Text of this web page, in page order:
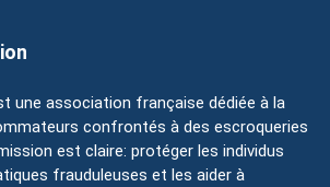
une association française dédiée à la
confrontés à des escroqueries
est claire: protéger les individus
frauduleuses et les aider à